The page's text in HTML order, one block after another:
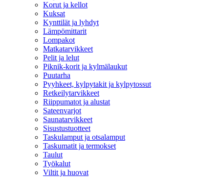
Korut ja kellot
Kuksat
Kynttilät ja lyhdyt
Lämpömittarit
Lompakot
Matkatarvikkeet
Pelit ja lelut
Piknik-korit ja kylmälaukut
Puutarha
Pyyhkeet, kylpytakit ja kylpytossut
Retkeilytarvikkeet
Riippumatot ja alustat
Sateenvarjot
Saunatarvikkeet
Sisustustuotteet
Taskulamput ja otsalamput
Taskumatit ja termokset
Taulut
Työkalut
Viltit ja huovat